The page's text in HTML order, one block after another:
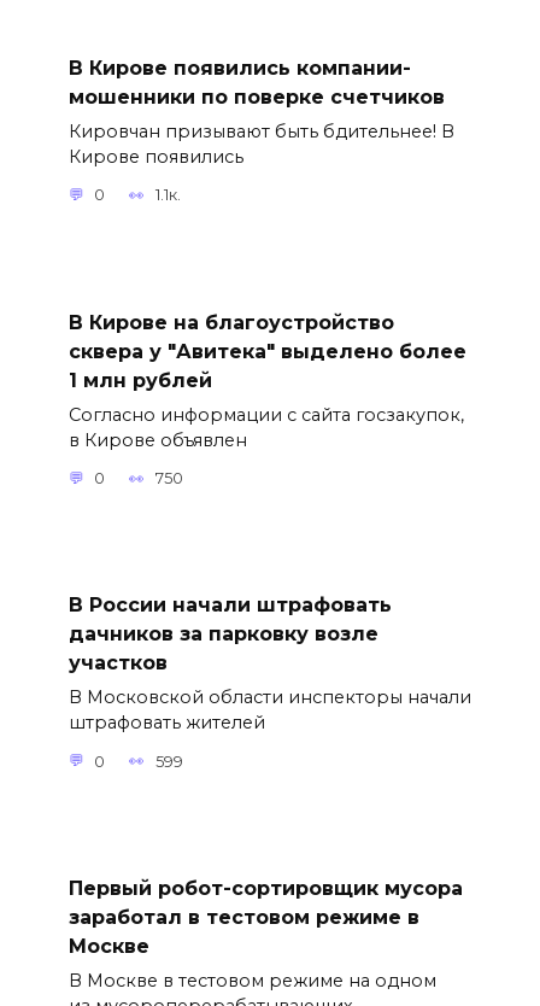
В Кирове появились компании-
мошенники по поверке счетчиков
Кировчан призывают быть бдительнее! В
Кирове появились
0 1.1к.
В Кирове на благоустройство
сквера у "Авитека" выделено более
1 млн рублей
Согласно информации с сайта госзакупок,
в Кирове объявлен
0 750
В России начали штрафовать
дачников за парковку возле
участков
В Московской области инспекторы начали
штрафовать жителей
0 599
Первый робот-сортировщик мусора
заработал в тестовом режиме в
Москве
В Москве в тестовом режиме на одном